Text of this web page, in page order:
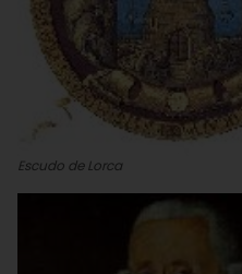
Escudo de Lorca